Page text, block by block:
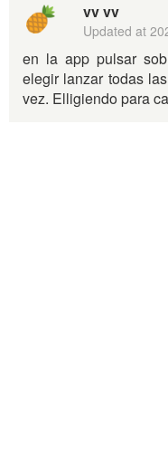
vv vv
Updated at
en la app pulsar
elegir lanzar todas
vez. Elligiendo para